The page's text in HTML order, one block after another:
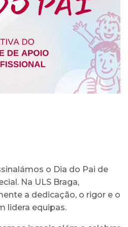
o Dia do Pai de
Na ULS Braga,
a dedicação, o rigor e o
lidera equipas.